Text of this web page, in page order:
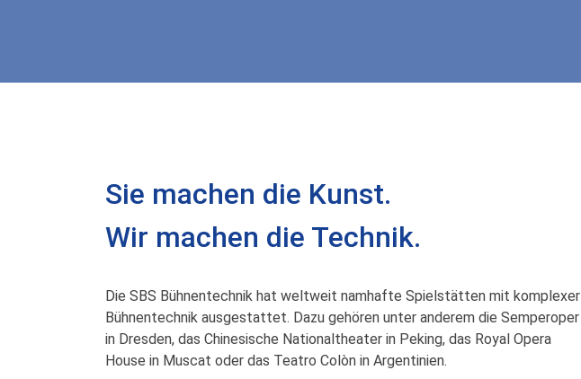
Sie machen die Kunst.
Wir machen die Technik.
Die SBS Bühnentechnik hat weltweit namhafte Spielstätten mit komplexer
Bühnentechnik ausgestattet. Dazu gehören unter anderem die Semperoper
in Dresden, das Chinesische Nationaltheater in Peking, das Royal Opera
House in Muscat oder das Teatro Colòn in Argentinien.